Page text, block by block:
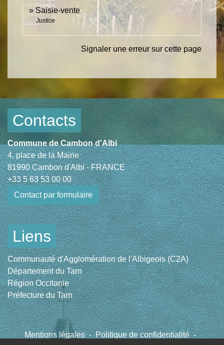
Saisie-vente
Justice
Signaler une erreur sur cette page
Contacts
Commune de Cambon d'Albi
4, place de la Mairie
81990 Cambon d'Albi - FRANCE
+33 5 63 53 00 00
Contact par formulaire
Liens
Communauté d'Agglomération de l'Albigeois (C2A)
Département du Tarn
Région Occitanie
Préfecture du Tarn
Mentions légales - Politique de confidentialité -